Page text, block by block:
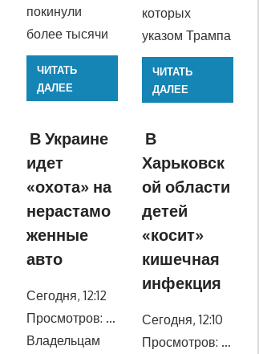
покинули
более тысячи
ЧИТАТЬ
ДАЛЕЕ
которых
указом Трампа
ЧИТАТЬ
ДАЛЕЕ
В Украине
идет
«охота» на
нерастамо
женные
авто
Сегодня, 12:12
Просмотров: …
Владельцам
В
Харьковск
ой области
детей
«косит»
кишечная
инфекция
Сегодня, 12:10
Просмотров: …